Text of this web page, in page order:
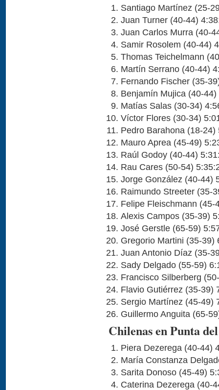
Santiago Martínez (25-
Juan Turner (40-44)
Juan Carlos Murra (40-
Samir Rosolem (40-44)
Thomas Teichelmann
Martín Serrano (40-44)
Fernando Fischer (35-
Benjamín Mujica (40-44)
Matías Salas (30-34)
Víctor Flores (30-34)
Pedro Barahona (18-24)
Mauro Aprea (45-49)
Raúl Godoy (40-44)
Rau Cares (50-54)
Jorge González (40-44)
Raimundo Streeter (35-
Felipe Fleischmann (45-
Alexis Campos (35-39)
José Gerstle (65-59)
Gregorio Martini (35-39)
Juan Antonio Díaz (35-
Sady Delgado (55-59)
Francisco Silberberg
Flavio Gutiérrez (35-39)
Sergio Martínez (45-49)
Guillermo Anguita (65-
Chilenas en Punta
Piera Dezerega (40-44)
María Constanza
Sarita Donoso (45-49)
Caterina Dezerega (40-